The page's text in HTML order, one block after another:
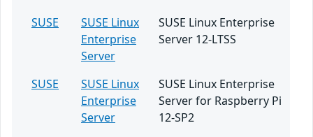
SUSE
SUSE Linux
Enterprise
Server
SUSE Linux Enterprise
Server 12-LTSS
SUSE
SUSE Linux
Enterprise
Server
SUSE Linux Enterprise
Server for Raspberry Pi
12-SP2